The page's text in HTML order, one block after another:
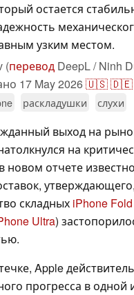
остается
узким местом.
(перевод DeepL / Ninh
17 May 2026🇺🇸🇩🇪
раскладушки слухи
выход на
на
новом отчете
складных iPhone Fold
Ultra)
Apple
прогресса в одной